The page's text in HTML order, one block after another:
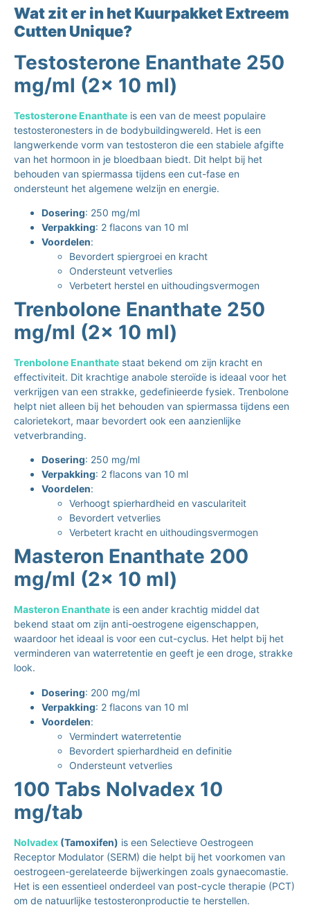
Wat zit er in het Kuurpakket Extreem
Cutten Unique?
Testosterone Enanthate 250
mg/ml (2x 10 ml)
Testosterone Enanthate is een van de meest populaire
testosteronesters in de bodybuildingwereld. Het is een
langwerkende vorm van testosteron die een stabiele afgifte
van het hormoon in je bloedbaan biedt. Dit helpt bij het
behouden van spiermassa tijdens een cut-fase en
ondersteunt het algemene welzijn en energie.
Dosering: 250 mg/ml
Verpakking: 2 flacons van 10 ml
Voordelen:
Bevordert spiergroei en kracht
Ondersteunt vetverlies
Verbetert herstel en uithoudingsvermogen
Trenbolone Enanthate 250
mg/ml (2x 10 ml)
Trenbolone Enanthate staat bekend om zijn kracht en
effectiviteit. Dit krachtige anabole steroïde is ideaal voor het
verkrijgen van een strakke, gedefinieerde fysiek. Trenbolone
helpt niet alleen bij het behouden van spiermassa tijdens een
calorietekort, maar bevordert ook een aanzienlijke
vetverbranding.
Dosering: 250 mg/ml
Verpakking: 2 flacons van 10 ml
Voordelen:
Verhoogt spierhardheid en vasculariteit
Bevordert vetverlies
Verbetert kracht en uithoudingsvermogen
Masteron Enanthate 200
mg/ml (2x 10 ml)
Masteron Enanthate is een ander krachtig middel dat
bekend staat om zijn anti-oestrogene eigenschappen,
waardoor het ideaal is voor een cut-cyclus. Het helpt bij het
verminderen van waterretentie en geeft je een droge, strakke
look.
Dosering: 200 mg/ml
Verpakking: 2 flacons van 10 ml
Voordelen:
Vermindert waterretentie
Bevordert spierhardheid en definitie
Ondersteunt vetverlies
100 Tabs Nolvadex 10
mg/tab
Nolvadex (Tamoxifen) is een Selectieve Oestrogeen
Receptor Modulator (SERM) die helpt bij het voorkomen van
oestrogeen-gerelateerde bijwerkingen zoals gynaecomastie.
Het is een essentieel onderdeel van post-cycle therapie (PCT)
om de natuurlijke testosteronproductie te herstellen.